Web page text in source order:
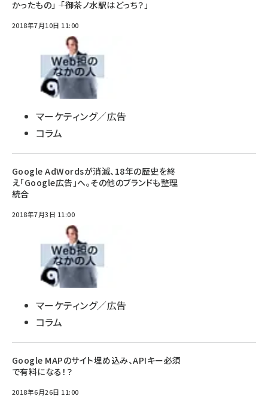
かったもの」 ―― 「御茶ノ水駅はどっち？」
2018年7月10日 11:00
マーケティング／広告
コラム
Google AdWordsが消滅、18年の歴史を終
え「Google広告」へ。その他のブランドも整理
統合
2018年7月3日 11:00
マーケティング／広告
コラム
Google MAPのサイト埋め込み、APIキー必須
で有料になる！？
2018年6月26日 11:00